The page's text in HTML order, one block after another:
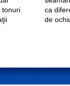
tonuri
ca
de